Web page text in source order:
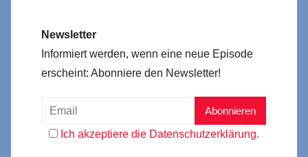
Newsletter
Informiert werden, wenn eine neue Episode
erscheint: Abonniere den Newsletter!
Ich akzeptiere die Datenschutzerklärung.